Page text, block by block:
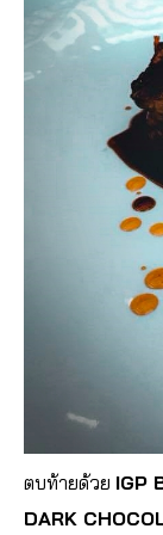
ตบท้ายด้วย IGP
DARK